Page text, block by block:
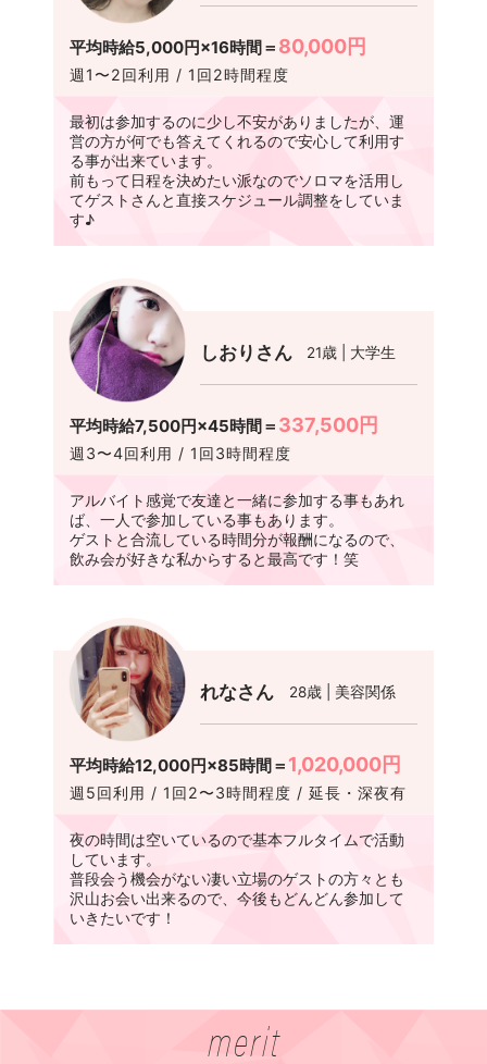
平均時給5,000円×16時間＝ 80,000円
週1〜2回利用 / 1回2時間程度
最初は参加するのに少し不安がありましたが、運
営の方が何でも答えてくれるので安心して利用す
る事が出来ています。
前もって日程を決めたい派なのでソロマを活用し
てゲストさんと直接スケジュール調整をしていま
す♪
しおりさん 21歳 | 大学生
平均時給7,500円×45時間＝ 337,500円
週3〜4回利用 / 1回3時間程度
アルバイト感覚で友達と一緒に参加する事もあれ
ば、一人で参加している事もあります。
ゲストと合流している時間分が報酬になるので、
飲み会が好きな私からすると最高です！笑
れなさん 28歳 | 美容関係
平均時給12,000円×85時間＝ 1,020,000円
週5回利用 / 1回2〜3時間程度 / 延長・深夜有
夜の時間は空いているので基本フルタイムで活動
しています。
普段会う機会がない凄い立場のゲストの方々とも
沢山お会い出来るので、今後もどんどん参加して
いきたいです！
merit